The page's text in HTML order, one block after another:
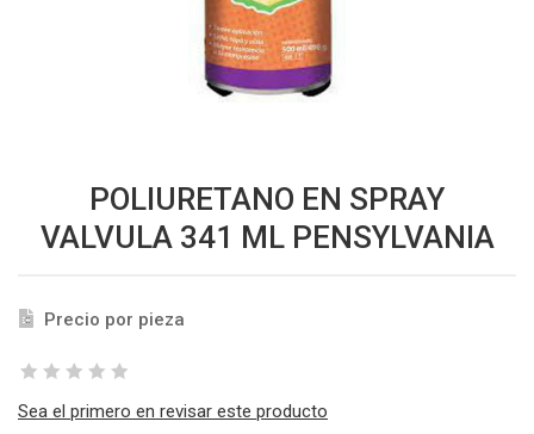
POLIURETANO EN SPRAY
VALVULA 341 ML PENSYLVANIA
Precio por pieza
Sea el primero en revisar este producto